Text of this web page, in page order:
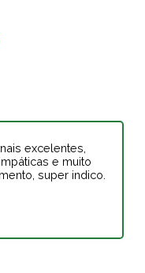
excelentes,
e muito
super indico.